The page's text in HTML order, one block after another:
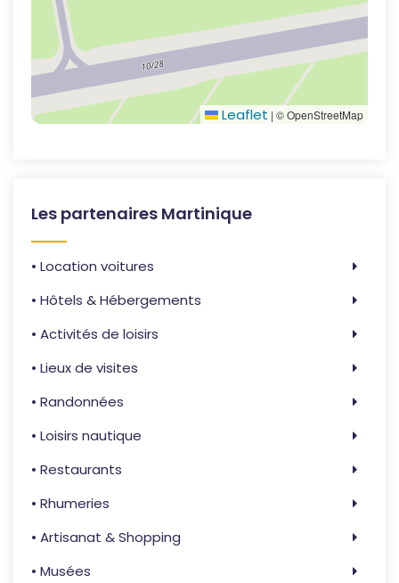
Leaflet | © OpenStreetMap
Les partenaires Martinique
• Location voitures
• Hôtels & Hébergements
• Activités de loisirs
• Lieux de visites
• Randonnées
• Loisirs nautique
• Restaurants
• Rhumeries
• Artisanat & Shopping
• Musées